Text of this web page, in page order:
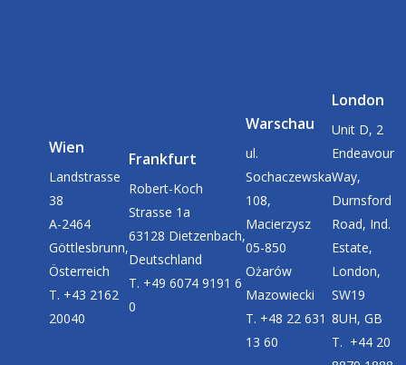
Wien
Landstrasse
38
A-2464
Göttlesbrunn,
Österreich
T. +43 2162
20040
Frankfurt
Robert-Koch
Strasse 1a
63128 Dietzenbach,
Deutschland
T. +49 6074 9191 6
0
Warschau
ul.
Sochaczewska
108,
Macierzysz
05-850
Ożarów
Mazowiecki
T. +48 22 631
13 60
London
Unit D, 2
Endeavour
Way,
Durnsford
Road, Ind.
Estate,
London,
SW19
8UH, GB
T. +44 20